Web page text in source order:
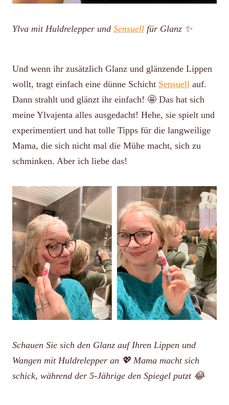
Ylva mit Huldrelepper und Sensuell für Glanz ✨
Und wenn ihr zusätzlich Glanz und glänzende Lippen
wollt, tragt einfach eine dünne Schicht Sensuell auf.
Dann strahlt und glänzt ihr einfach! 🤩 Das hat sich
meine Ylvajenta alles ausgedacht! Hehe, sie spielt und
experimentiert und hat tolle Tipps für die langweilige
Mama, die sich nicht mal die Mühe macht, sich zu
schminken. Aber ich liebe das!
Schauen Sie sich den Glanz auf Ihren Lippen und
Wangen mit Huldrelepper an 💖 Mama macht sich
schick, während der 5-Jährige den Spiegel putzt 😂